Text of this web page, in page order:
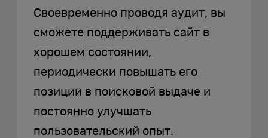
Своевременно проводя аудит, вы
сможете поддерживать сайт в
хорошем состоянии,
периодически повышать его
позиции в поисковой выдаче и
постоянно улучшать
пользовательский опыт.